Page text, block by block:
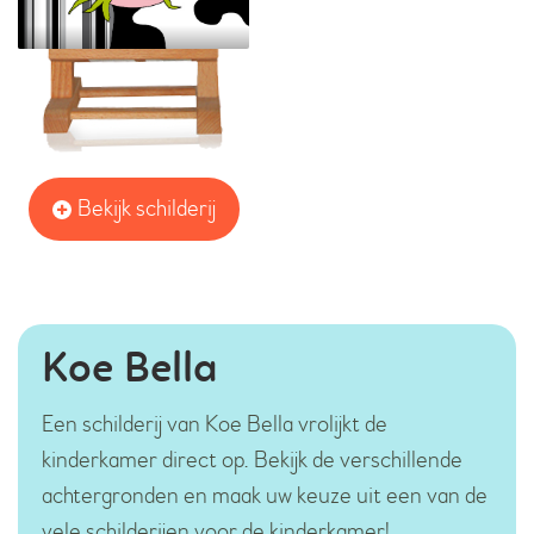
Bekijk schilderij
Koe Bella
Een schilderij van Koe Bella vrolijkt de
kinderkamer direct op. Bekijk de verschillende
achtergronden en maak uw keuze uit een van de